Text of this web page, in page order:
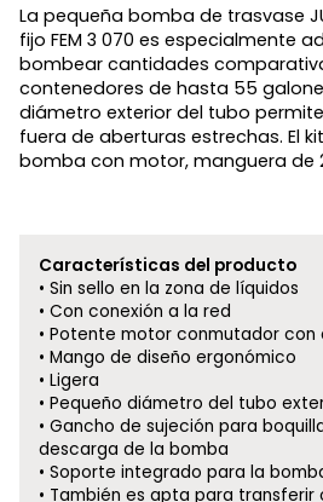
La pequeña bomba de trasvase
fijo FEM 3 070 es especialmente
bombear cantidades
contenedores de hasta 55
diámetro exterior del tubo
fuera de aberturas estrechas. El
bomba con motor, manguera de
Características del producto
Sin sello en la zona de líquidos
Con conexión a la red
Potente motor conmutador con
Mango de diseño ergonómico
Ligera
Pequeño diámetro del tubo
Gancho de sujeción para
descarga de la bomba
Soporte integrado para la
También es apta para transferir